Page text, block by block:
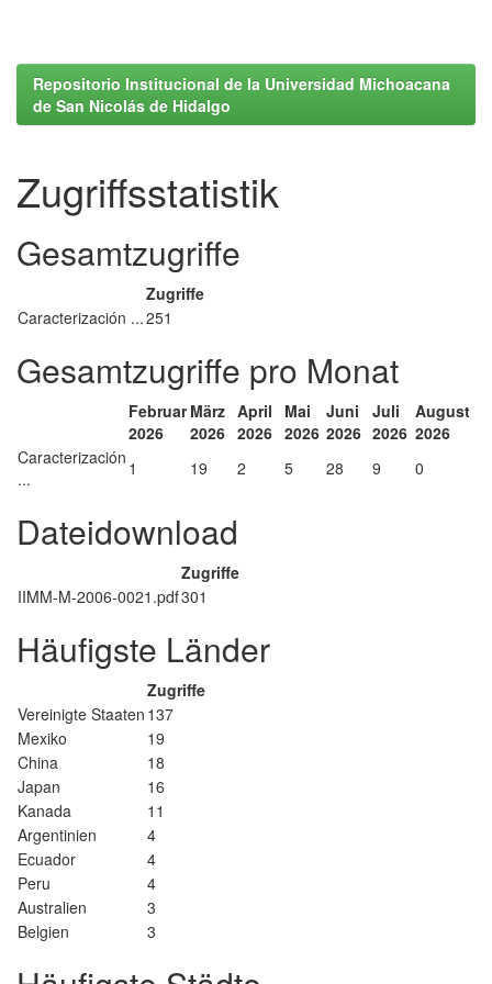
Repositorio Institucional de la Universidad Michoacana
de San Nicolás de Hidalgo
Zugriffsstatistik
Gesamtzugriffe
Zugriffe
Caracterización ...251
Gesamtzugriffe pro Monat
Februar
2026
März
2026
April
2026
Mai
2026
Juni
2026
Juli
2026
August
2026
Caracterización
...
1 19 2 5 28 9 0
Dateidownload
Zugriffe
IIMM-M-2006-0021.pdf301
Häufigste Länder
Zugriffe
Vereinigte Staaten 137
Mexiko
19
China
18
Japan
16
Kanada
11
Argentinien
4
Ecuador
4
Peru
4
Australien
3
Belgien
3